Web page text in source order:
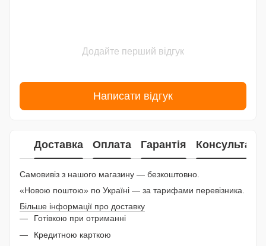
Додайте перший відгук
Написати відгук
Доставка Оплата Гарантія Консультація
Самовивіз з нашого магазину — безкоштовно.
«Новою поштою» по Україні — за тарифами перевізника.
Більше інформації про доставку
Готівкою при отриманні
Кредитною карткою